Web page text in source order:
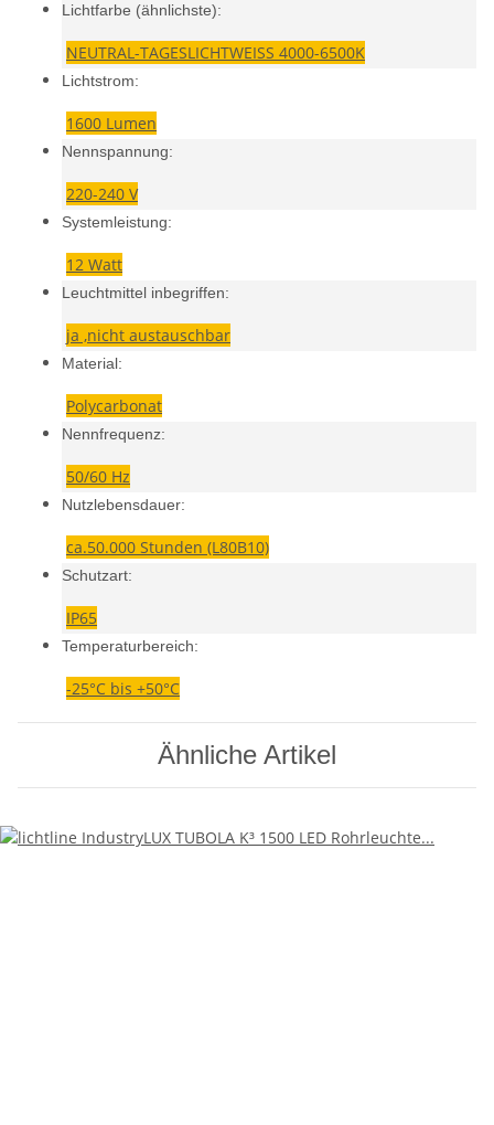
Lichtfarbe (ähnlichste):
NEUTRAL-TAGESLICHTWEISS 4000-6500K
Lichtstrom:
1600 Lumen
Nennspannung:
220-240 V
Systemleistung:
12 Watt
Leuchtmittel inbegriffen:
ja ,nicht austauschbar
Material:
Polycarbonat
Nennfrequenz:
50/60 Hz
Nutzlebensdauer:
ca.50.000 Stunden (L80B10)
Schutzart:
IP65
Temperaturbereich:
-25°C bis +50°C
Ähnliche Artikel